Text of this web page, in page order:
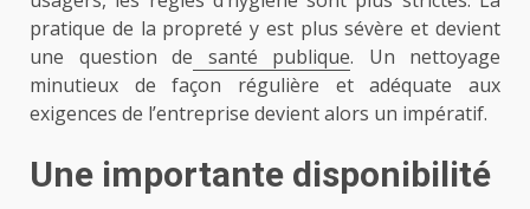
pratique de la propreté y est plus sévère et devient
une question de santé publique. Un nettoyage
minutieux de façon régulière et adéquate aux
exigences de l’entreprise devient alors un impératif.
Une importante disponibilité